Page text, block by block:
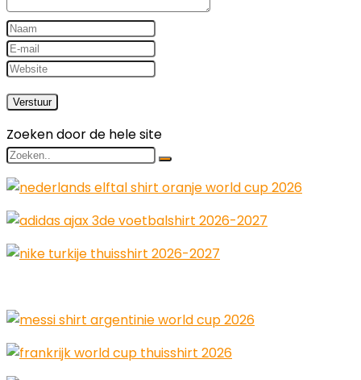
Zoeken door de hele site